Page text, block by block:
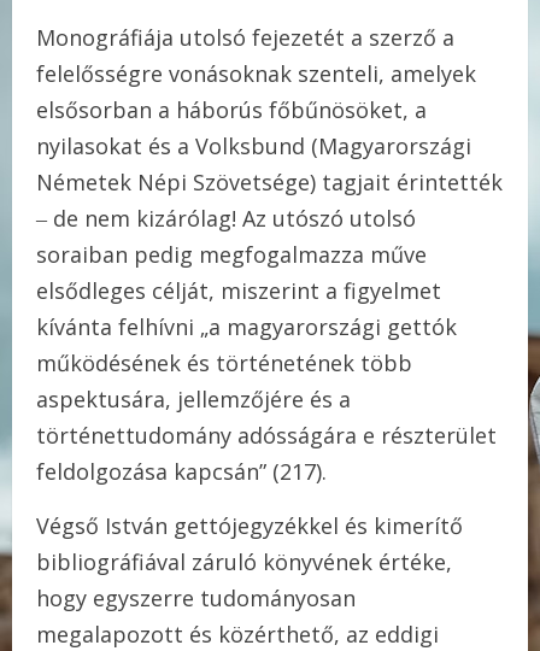
Monográfiája utolsó fejezetét a szerző a
felelősségre vonásoknak szenteli, amelyek
elsősorban a háborús főbűnösöket, a
nyilasokat és a Volksbund (Magyarországi
Németek Népi Szövetsége) tagjait érintették
‒ de nem kizárólag! Az utószó utolsó
soraiban pedig megfogalmazza műve
elsődleges célját, miszerint a figyelmet
kívánta felhívni „a magyarországi gettók
működésének és történetének több
aspektusára, jellemzőjére és a
történettudomány adósságára e részterület
feldolgozása kapcsán” (217).
Végső István gettójegyzékkel és kimerítő
bibliográfiával záruló könyvének értéke,
hogy egyszerre tudományosan
megalapozott és közérthető, az eddigi